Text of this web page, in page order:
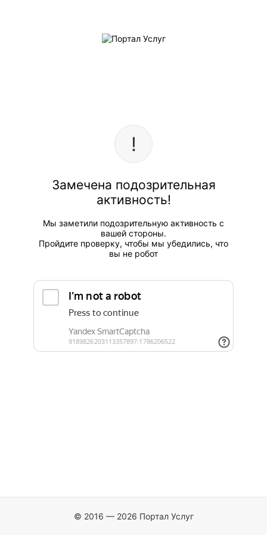
Замечена подозрительная
активность!
Мы заметили подозрительную активность с
вашей стороны.
Пройдите проверку, чтобы мы убедились, что
вы не робот
© 2016 — 2026 Портал Услуг